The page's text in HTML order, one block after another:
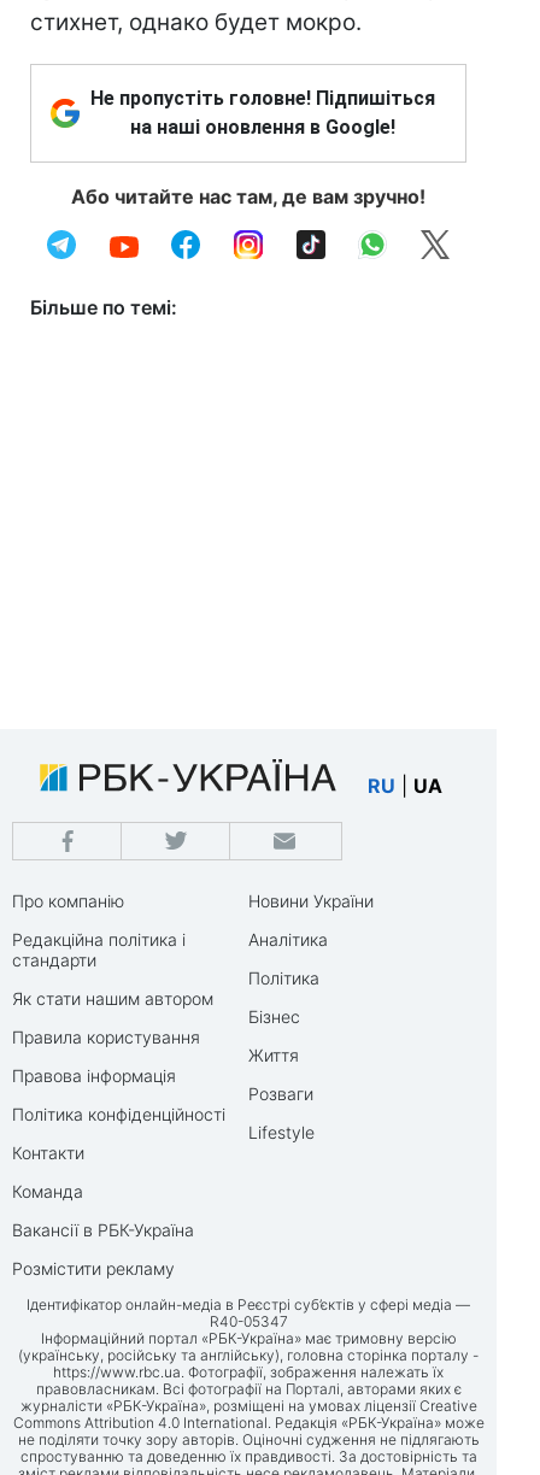
стихнет, однако будет мокро.
Не пропустіть головне! Підпишіться
на наші оновлення в Google!
Або читайте нас там, де вам зручно!
Більше по темі:
RU UA
Про компанію
Редакційна політика і
стандарти
Як стати нашим автором
Правила користування
Правова інформація
Політика конфіденційності
Контакти
Команда
Вакансії в РБК-Україна
Розмістити рекламу
Новини України
Аналітика
Політика
Бізнес
Життя
Розваги
Lifestyle
Ідентифікатор онлайн-медіа в Реєстрі суб’єктів у сфері медіа —
R40-05347
Інформаційний портал «РБК-Україна» має тримовну версію
(українську, російську та англійську), головна сторінка порталу -
https://www.rbc.ua. Фотографії, зображення належать їх
правовласникам. Всі фотографії на Порталі, авторами яких є
журналісти «РБК-Україна», розміщені на умовах ліцензії Creative
Commons Attribution 4.0 International. Редакція «РБК-Україна» може
не поділяти точку зору авторів. Оціночні судження не підлягають
спростуванню та доведенню їх правдивості. За достовірність та